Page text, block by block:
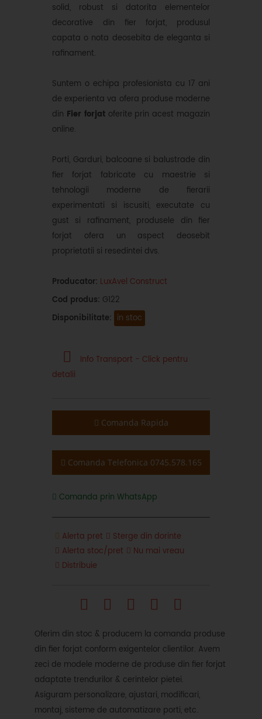
solid, robust si datorita elementelor
decorative din fier forjat, produsul
capata o nota deosebita de eleganta si
rafinament.
Suntem o echipa profesionista cu 17 ani
de experienta va ofera produse moderne
din Fier forjatoferite prin acest magazin
online.
Porti, Garduri, balcoane si balustrade din
fier forjat fabricate cu maestrie si
tehnologii moderne de fierarii
experimentati si iscusiti, executate cu
gust si rafinament, produsele din fier
forjat ofera un aspect deosebit
proprietatii si resedintei dvs.
Producator: LuxAvel Construct
Cod produs: G122
Disponibilitate: in stoc
Info Transport - Click pentru
detalii
Comanda Rapida
Comanda Telefonica 0745.578.165
Comanda prin WhatsApp
Alerta pret
Sterge din dorinte
Alerta stoc/pret
Nu mai vreau
Distribuie
Oferim din stoc & producem la comanda produse
din fier forjat conform exigentelor clientilor. Avem
zeci de modele moderne de produse din fier forjat
adaptate trendurilor & cerintelor pietei.
Asiguram personalizare, ajustari, modificari,
montaj, sisteme de automatizare porti, etc.